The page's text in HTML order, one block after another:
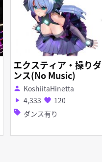
エクスティア・操りダ
ンス(No Music)
person KoshiitaHinetta
play_arrow 4,333 favorite 120
sell ダンス有り